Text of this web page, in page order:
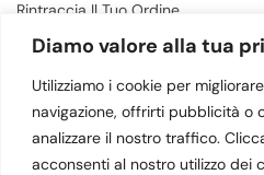
Diamo valore alla tua
Utilizziamo i cookie per
navigazione, offrirti pubblicità o
analizzare il nostro traffico.
acconsenti al nostro utilizzo dei
Rintraccia Il Tuo Ordine
CONTATTI
Via Margherita 34,